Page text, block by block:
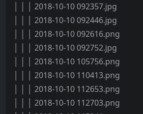
│ │ │ 2018-10-10 092357.jpg
│ │ │ 2018-10-10 092446.jpg
│ │ │ 2018-10-10 092616.png
│ │ │ 2018-10-10 092752.jpg
│ │ │ 2018-10-10 105756.png
│ │ │ 2018-10-10 110413.png
│ │ │ 2018-10-10 112653.png
│ │ │ 2018-10-10 112703.png